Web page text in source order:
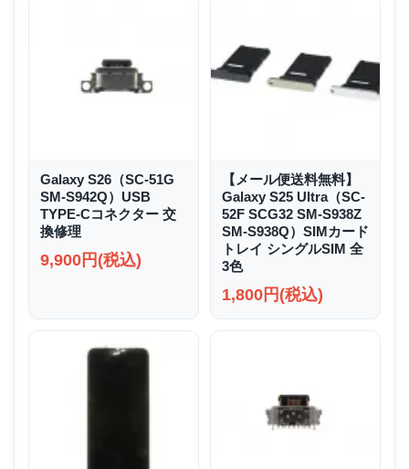
Galaxy S26（SC-51G
SM-S942Q）USB
TYPE-Cコネクター 交
換修理
9,900円(税込)
【メール便送料無料】
Galaxy S25 Ultra（SC-
52F SCG32 SM-S938Z
SM-S938Q）SIMカード
トレイ シングルSIM 全
3色
1,800円(税込)